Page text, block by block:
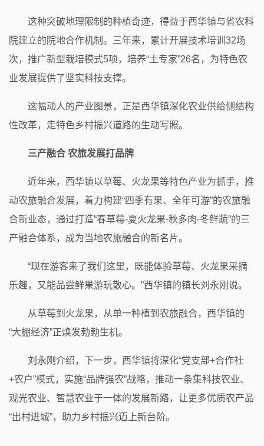
这种突破地理限制的种植奇迹，得益于西华镇与省农科
院建立的院地合作机制。三年来，累计开展技术培训32场
次，推广新型栽培模式5项，培养“土专家”26名，为特色农
业发展提供了坚实科技支撑。
这幅动人的产业图景，正是西华镇深化农业供给侧结构
性改革，走特色乡村振兴道路的生动写照。
三产融合 农旅发展打品牌
近年来，西华镇以草莓、火龙果等特色产业为抓手，推
动农旅融合发展，着力构建“四季有果、全年可游”的农旅融
合新业态，通过打造“春草莓-夏火龙果-秋多肉-冬鲜蔬”的三
产融合体系，成为当地农旅融合的新名片。
“现在游客来了我们这里，既能体验草莓、火龙果采摘
乐趣，又能品尝鲜果游玩散心。”西华镇的镇长刘永刚说。
从草莓到火龙果，从单一种植到农旅融合，西华镇的
“大棚经济”正焕发勃勃生机。
刘永刚介绍，下一步，西华镇将深化“党支部+合作社
+农户”模式，实施“品牌强农”战略，推动一条集科技农业、
观光农业、智慧农业于一体的发展新路，让更多优质农产品
“出村进城”，助力乡村振兴迈上新台阶。